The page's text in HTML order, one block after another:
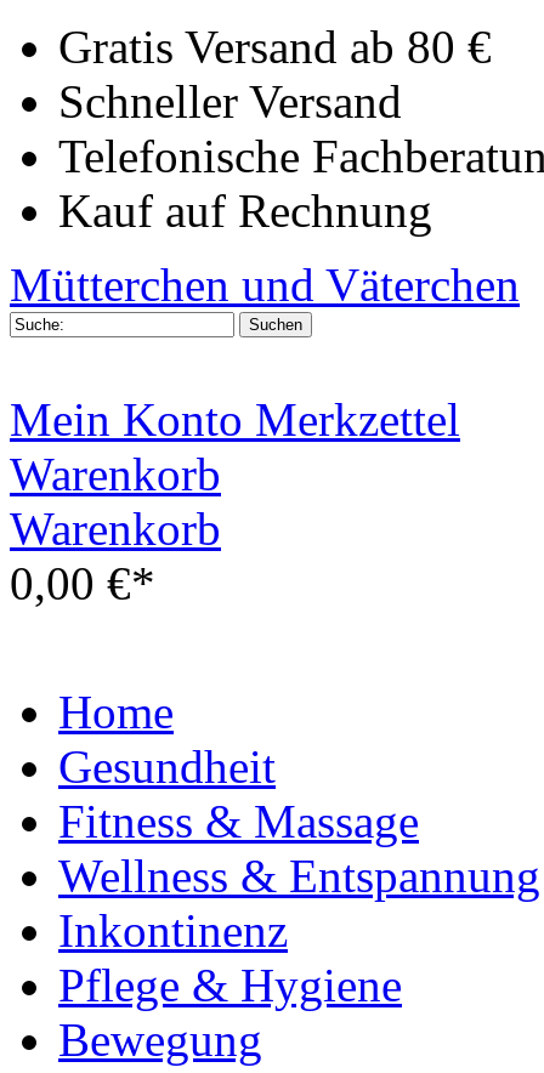
Gratis Versand ab 80 €
Schneller Versand
Telefonische
Kauf auf Rechnung
Mütterchen und Väterchen
Mein Konto Merkzettel
Warenkorb
Warenkorb
0,00 €*
Home
Gesundheit
Fitness & Massage
Wellness & Entspannung
Inkontinenz
Pflege & Hygiene
Bewegung